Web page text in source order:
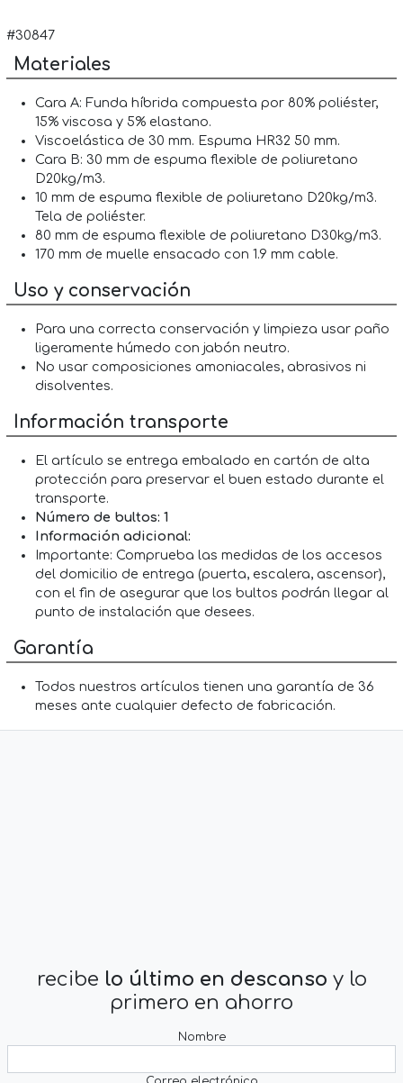
#30847
Materiales
Cara A: Funda híbrida compuesta por 80% poliéster,
15% viscosa y 5% elastano.
Viscoelástica de 30 mm. Espuma HR32 50 mm.
Cara B: 30 mm de espuma flexible de poliuretano
D20kg/m3.
10 mm de espuma flexible de poliuretano D20kg/m3.
Tela de poliéster.
80 mm de espuma flexible de poliuretano D30kg/m3.
170 mm de muelle ensacado con 1.9 mm cable.
Uso y conservación
Para una correcta conservación y limpieza usar paño
ligeramente húmedo con jabón neutro.
No usar composiciones amoniacales, abrasivos ni
disolventes.
Información transporte
El artículo se entrega embalado en cartón de alta
protección para preservar el buen estado durante el
transporte.
Número de bultos: 1
Información adicional:
Importante: Comprueba las medidas de los accesos
del domicilio de entrega (puerta, escalera, ascensor),
con el fin de asegurar que los bultos podrán llegar al
punto de instalación que desees.
Garantía
Todos nuestros artículos tienen una garantía de 36
meses ante cualquier defecto de fabricación.
recibe lo último en descanso y lo
primero en ahorro
Nombre